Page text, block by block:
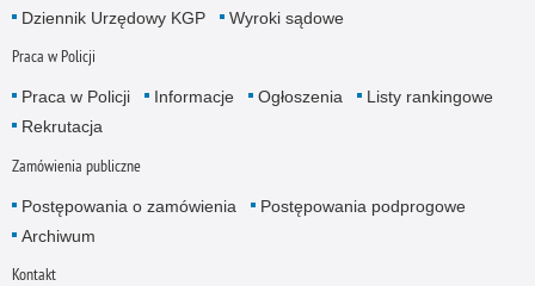
Dziennik Urzędowy KGP Wyroki sądowe
Praca w Policji
Praca w Policji Informacje Ogłoszenia
Listy rankingowe
Rekrutacja
Zamówienia publiczne
Postępowania o zamówienia
Postępowania podprogowe
Archiwum
Kontakt